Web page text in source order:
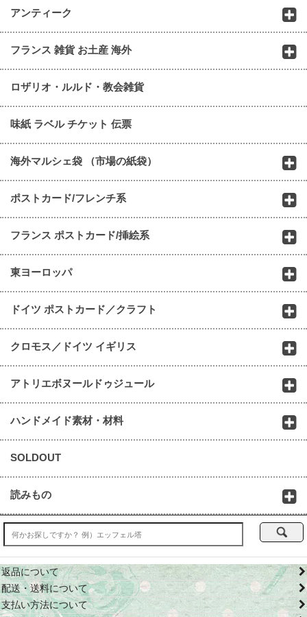
アンティーク
フランス 雑貨 お土産 海外
ロザリオ・ルルド・教会雑貨
味紙 ラベル チケット 伝票
海外マルシェ袋 （市場の紙袋）
ポストカード/フレンチ系
フランス ポストカード/挿絵系
東ヨーロッパ
ドイツ ポストカード／クラフト
クロモス／ドイツ イギリス
アトリエボヌールドゥジュール
ハンドメイド素材・材料
SOLDOUT
読みもの
返品について
配送・送料について
支払い方法について